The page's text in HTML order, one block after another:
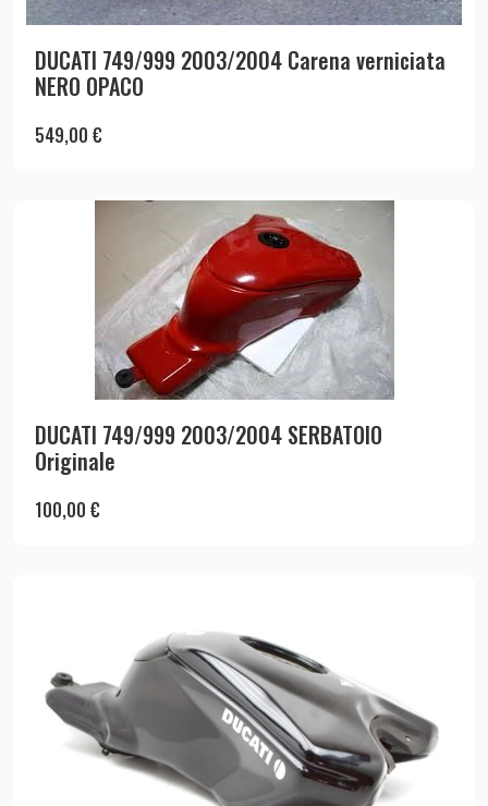
DUCATI 749/999 2003/2004 Carena verniciata
NERO OPACO
549,00 €
DUCATI 749/999 2003/2004 SERBATOIO
Originale
100,00 €